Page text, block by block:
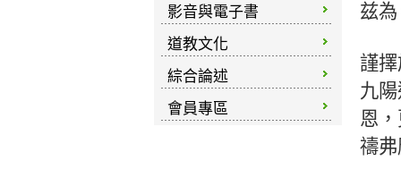
影音與電子書
道教文化
綜合論述
會員專區
兹
謹擇
九
恩
禱